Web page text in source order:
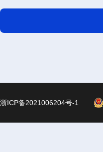
浙ICP备2021006204号-1